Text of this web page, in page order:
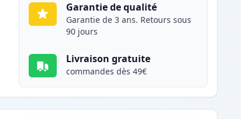
Garantie de qualité
Garantie de 3 ans. Retours sous
90 jours
Livraison gratuite
commandes dès 49€